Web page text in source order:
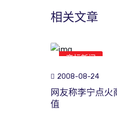
相关文章
商标新闻
2008-08-24
网友称李宁点火
值